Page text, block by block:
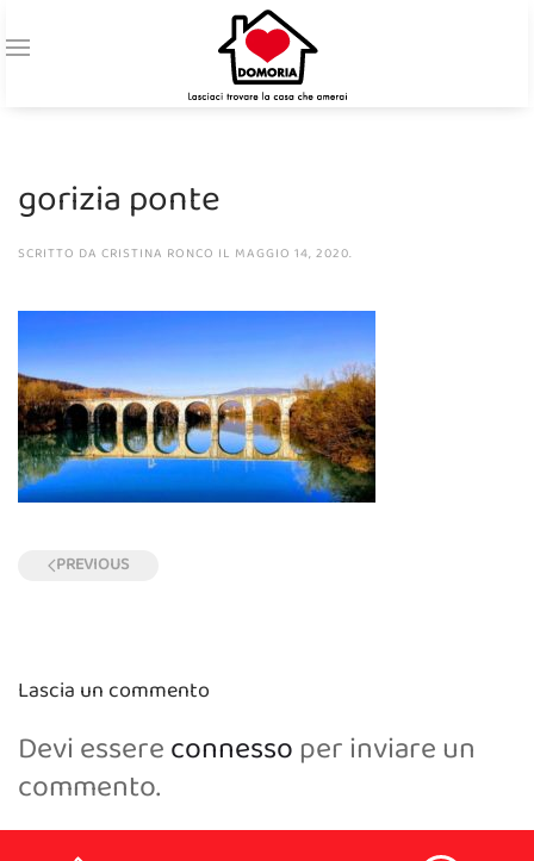
gorizia ponte
SCRITTO DA CRISTINA RONCO IL MAGGIO 14, 2020.
PREVIOUS
Lascia un commento
Devi essereconnessoper inviare un
commento.